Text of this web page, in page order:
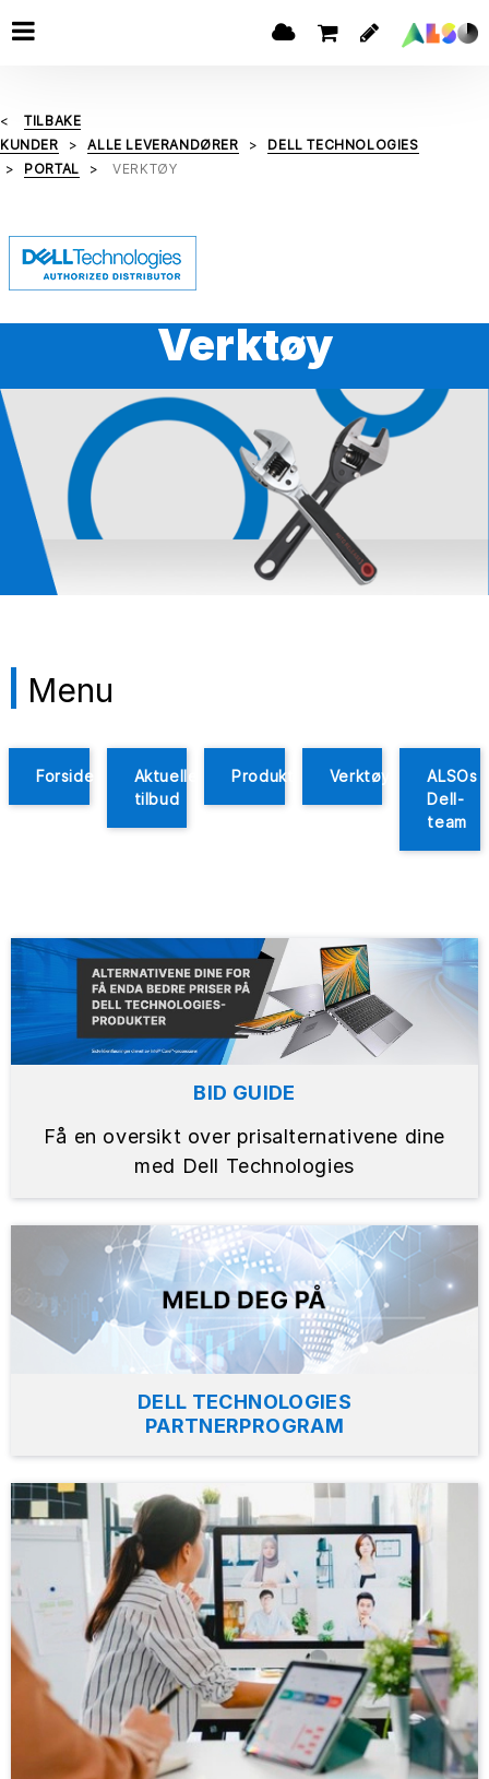
TILBAKE
KUNDER
ALLE LEVERANDØRER
DELL TECHNOLOGIES
PORTAL
VERKTØY
Verktøy
Menu
Forside
Aktuelle
tilbud
Produktoverblikk
Verktøy
ALSOs
Dell-
team
BID GUIDE
Få en oversikt over prisalternativene dine
med Dell Technologies
DELL TECHNOLOGIES
PARTNERPROGRAM